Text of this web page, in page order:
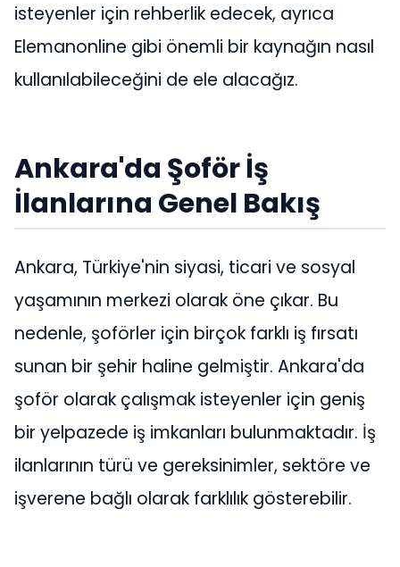
isteyenler için rehberlik edecek, ayrıca
Elemanonline gibi önemli bir kaynağın nasıl
kullanılabileceğini de ele alacağız.
Ankara'da Şoför İş
İlanlarına Genel Bakış
Ankara, Türkiye'nin siyasi, ticari ve sosyal
yaşamının merkezi olarak öne çıkar. Bu
nedenle, şoförler için birçok farklı iş fırsatı
sunan bir şehir haline gelmiştir. Ankara'da
şoför olarak çalışmak isteyenler için geniş
bir yelpazede iş imkanları bulunmaktadır. İş
ilanlarının türü ve gereksinimler, sektöre ve
işverene bağlı olarak farklılık gösterebilir.